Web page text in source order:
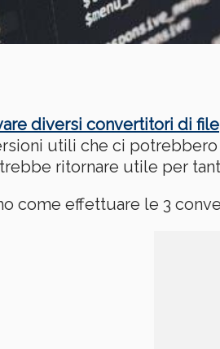
diversi convertitori di file
utili che ci
ritornare utile per
come effettuare le 3